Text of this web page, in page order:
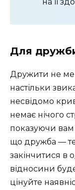
Для
Дружити не
настільки
несвідомо
немає нічого
показуючи
що дружба —
закінчитися в
відносини
цінуйте